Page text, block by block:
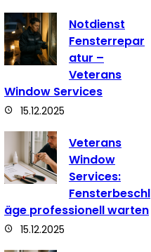
Notdienst
Fensterrepar
atur –
Veterans
Window Services
15.12.2025
Veterans
Window
Services:
Fensterbeschl
äge professionell warten
15.12.2025